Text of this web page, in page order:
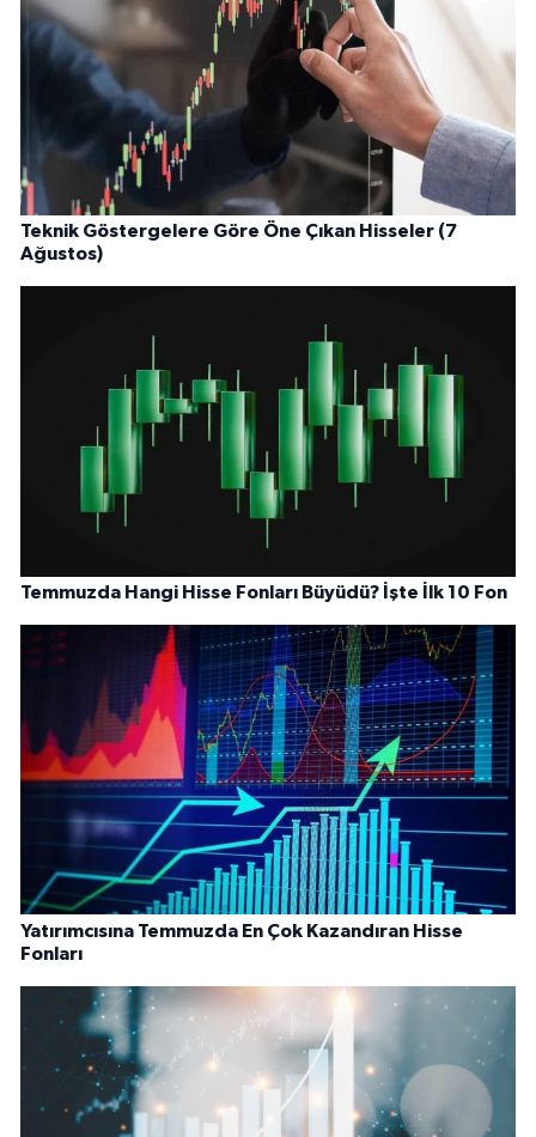
Teknik Göstergelere Göre Öne Çıkan Hisseler (7
Ağustos)
Temmuzda Hangi Hisse Fonları Büyüdü? İşte İlk 10 Fon
Yatırımcısına Temmuzda En Çok Kazandıran Hisse
Fonları